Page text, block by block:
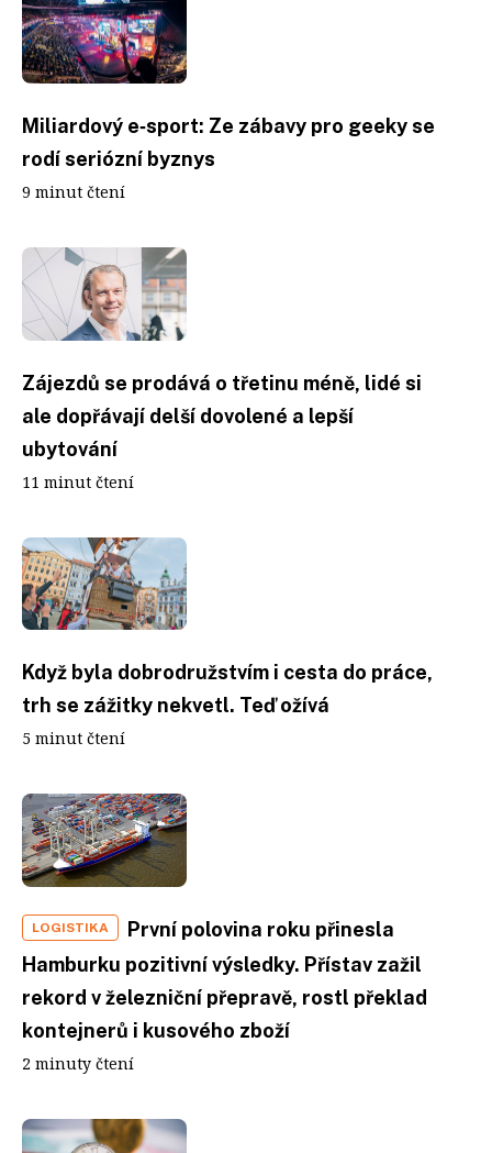
Miliardový e‑sport: Ze zábavy pro geeky se
rodí seriózní byznys
9 minut čtení
Zájezdů se prodává o třetinu méně, lidé si
ale dopřávají delší dovolené a lepší
ubytování
11 minut čtení
Když byla dobrodružstvím i cesta do práce,
trh se zážitky nekvetl. Teď ožívá
5 minut čtení
LOGISTIKA
První polovina roku přinesla
Hamburku pozitivní výsledky. Přístav zažil
rekord v železniční přepravě, rostl překlad
kontejnerů i kusového zboží
2 minuty čtení